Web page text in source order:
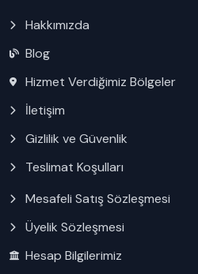
Hakkımızda
Blog
Hizmet Verdiğimiz Bölgeler
İletişim
Gizlilik ve Güvenlik
Teslimat Koşulları
Mesafeli Satış Sözleşmesi
Üyelik Sözleşmesi
Hesap Bilgilerimiz